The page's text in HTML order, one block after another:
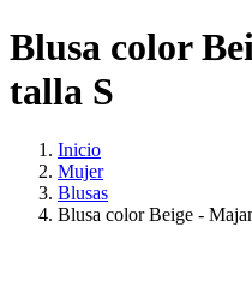
Blusa color
talla S
Inicio
Mujer
Blusas
Blusa color Beige -